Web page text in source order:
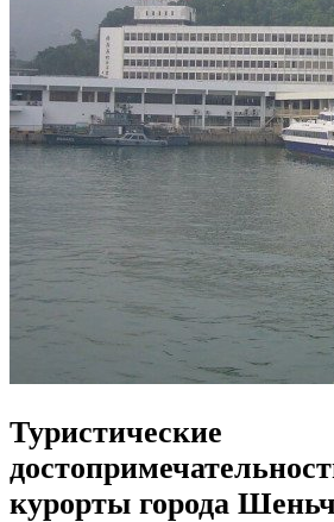
Туристические
курорты города